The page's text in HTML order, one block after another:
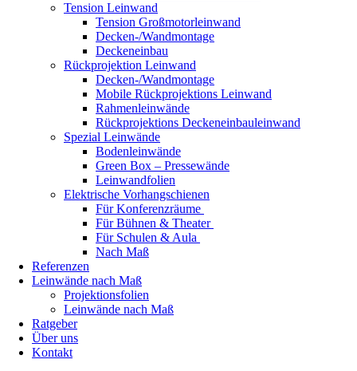
Tension Leinwand
Tension Großmotorleinwand
Decken-/Wandmontage
Deckeneinbau
Rückprojektion Leinwand
Decken-/Wandmontage
Mobile Rückprojektions Leinwand
Rahmenleinwände
Rückprojektions Deckeneinbauleinwand
Spezial Leinwände
Bodenleinwände
Green Box – Pressewände
Leinwandfolien
Elektrische Vorhangschienen
Für Konferenzräume
Für Bühnen & Theater
Für Schulen & Aula
Nach Maß
Referenzen
Leinwände nach Maß
Projektionsfolien
Leinwände nach Maß
Ratgeber
Über uns
Kontakt